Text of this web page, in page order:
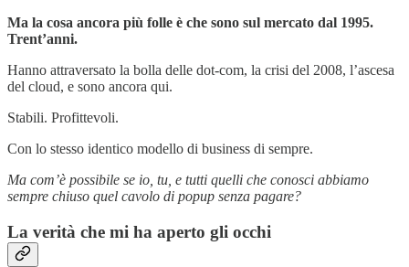
Ma la cosa ancora più folle è che sono sul mercato dal 1995.
Trent’anni.
Hanno attraversato la bolla delle dot-com, la crisi del 2008, l’ascesa
del cloud, e sono ancora qui.
Stabili. Profittevoli.
Con lo stesso identico modello di business di sempre.
Ma com’è possibile se io, tu, e tutti quelli che conosci abbiamo
sempre chiuso quel cavolo di popup senza pagare?
La verità che mi ha aperto gli occhi